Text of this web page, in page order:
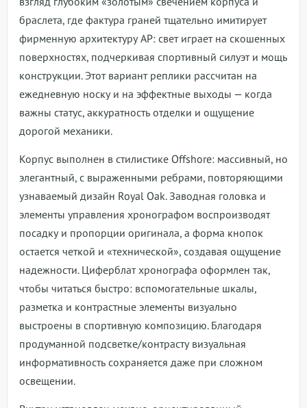
браслета, где фактура граней тщательно имитирует
фирменную архитектуру AP: свет играет на скошенных
поверхностях, подчеркивая спортивный силуэт и мощь
конструкции. Этот вариант реплики рассчитан на
ежедневную носку и на эффектные выходы — когда
важны статус, аккуратность отделки и ощущение
дорогой механики.
Корпус выполнен в стилистике Offshore: массивный, но
элегантный, с выраженными ребрами, повторяющими
узнаваемый дизайн Royal Oak. Заводная головка и
элементы управления хронографом воспроизводят
посадку и пропорции оригинала, а форма кнопок
остается четкой и «технической», создавая ощущение
надежности. Циферблат хронографа оформлен так,
чтобы читаться быстро: вспомогательные шкалы,
разметка и контрастные элементы визуально
выстроены в спортивную композицию. Благодаря
продуманной подсветке/контрасту визуальная
информативность сохраняется даже при сложном
освещении.